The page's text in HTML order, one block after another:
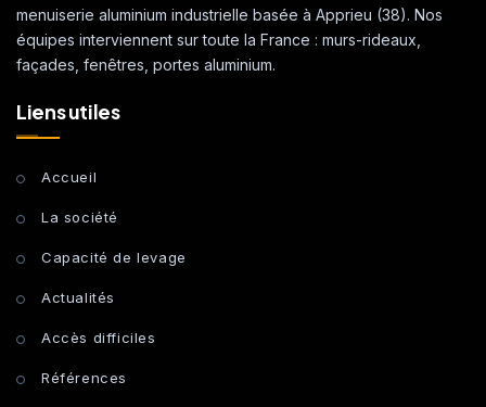
menuiserie aluminium industrielle basée à Apprieu (38). Nos
équipes interviennent sur toute la France : murs-rideaux,
façades, fenêtres, portes aluminium.
Liens utiles
Accueil
La société
Capacité de levage
Actualités
Accès difficiles
Références